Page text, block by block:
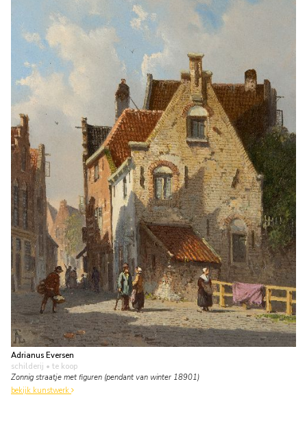
Adrianus Eversen
schilderij • te koop
Zonnig straatje met figuren (pendant van winter 18901)
bekijk kunstwerk